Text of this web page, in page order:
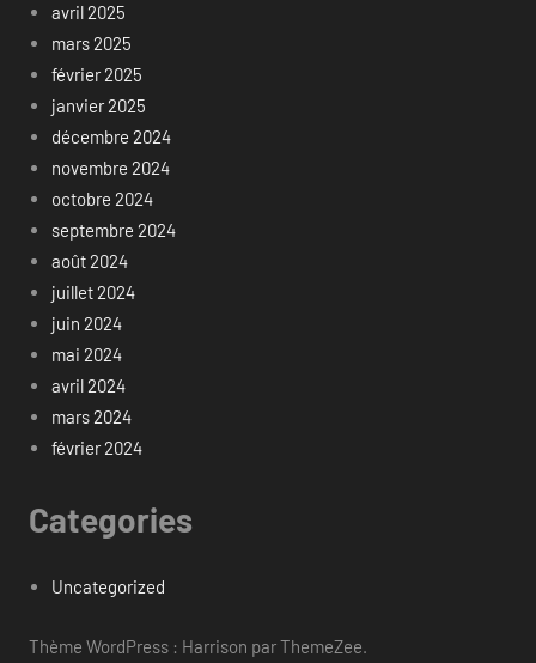
avril 2025
mars 2025
février 2025
janvier 2025
décembre 2024
novembre 2024
octobre 2024
septembre 2024
août 2024
juillet 2024
juin 2024
mai 2024
avril 2024
mars 2024
février 2024
Categories
Uncategorized
Thème WordPress : Harrison par ThemeZee.